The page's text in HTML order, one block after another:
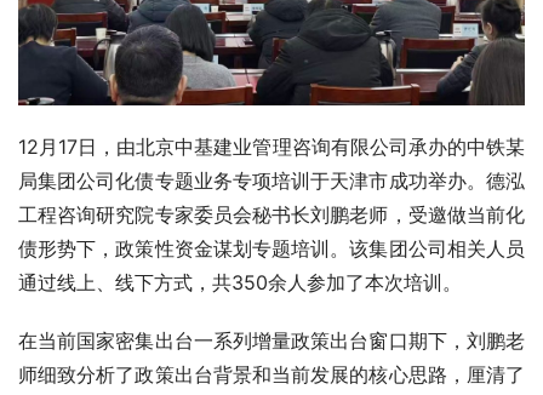
12月17日，由北京中基建业管理咨询有限公司承办的中铁某
局集团公司化债专题业务专项培训于天津市成功举办。德泓
工程咨询研究院专家委员会秘书长刘鹏老师，受邀做当前化
债形势下，政策性资金谋划专题培训。该集团公司相关人员
通过线上、线下方式，共350余人参加了本次培训。
在当前国家密集出台一系列增量政策出台窗口期下，刘鹏老
师细致分析了政策出台背景和当前发展的核心思路，厘清了